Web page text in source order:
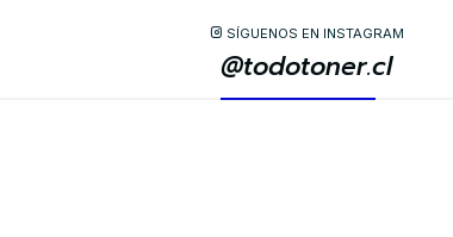
SÍGUENOS EN INSTAGRAM
@todotoner.cl